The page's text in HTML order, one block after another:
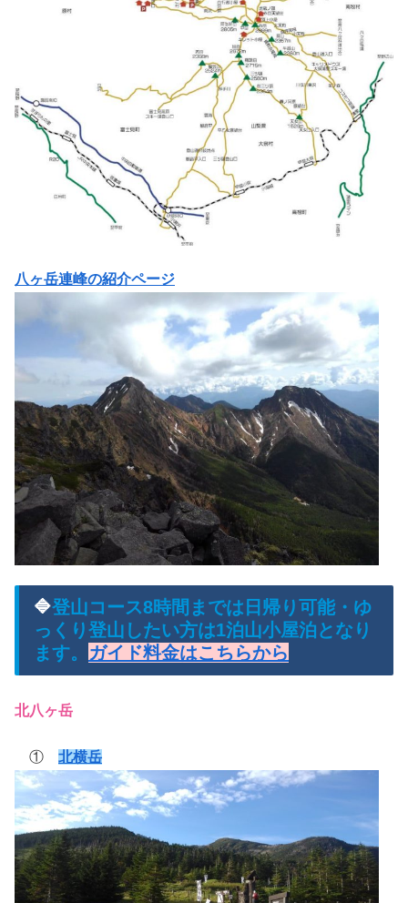
八ヶ岳連峰の紹介ページ
🔷登山コース8時間までは日帰り可能・ゆ
っくり登山したい方は1泊山小屋泊となり
ます。 ガイド料金はこちらから
北八ヶ岳
① 北横岳